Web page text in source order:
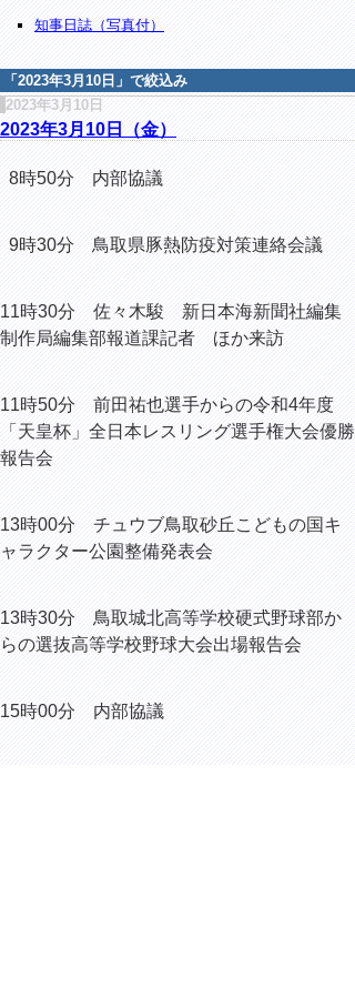
知事日誌（写真付）
「 2023年3月10日 」で絞込み
2023年3月10日
2023年3月10日（金）
8時50分 内部協議
9時30分 鳥取県豚熱防疫対策連絡会議
11時30分 佐々木駿 新日本海新聞社編集
制作局編集部報道課記者 ほか来訪
11時50分 前田祐也選手からの令和4年度
「天皇杯」全日本レスリング選手権大会優勝
報告会
13時00分 チュウブ鳥取砂丘こどもの国キ
ャラクター公園整備発表会
13時30分 鳥取城北高等学校硬式野球部か
らの選抜高等学校野球大会出場報告会
15時00分 内部協議